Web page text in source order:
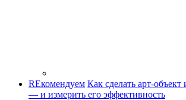
REкомендуем Как сделать арт-
— и измерить его эффективность